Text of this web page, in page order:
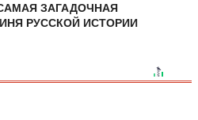
ЗАГАДОЧНАЯ
РУССКОЙ ИСТОРИИ